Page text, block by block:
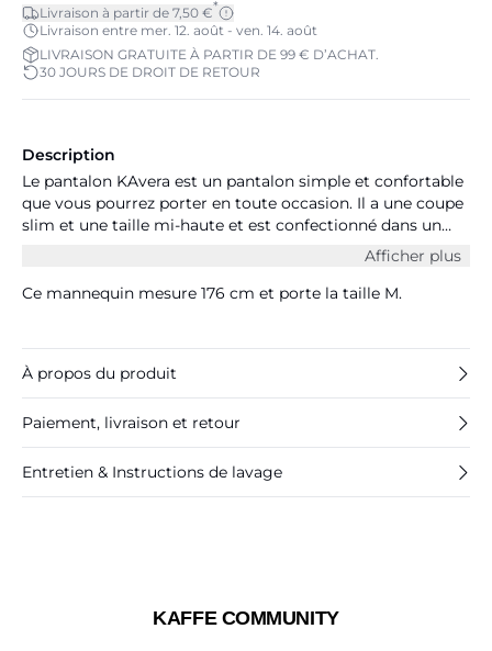
Livraison à partir de 7,50 €*
Livraison entre mer. 12. août - ven. 14. août
LIVRAISON GRATUITE À PARTIR DE 99 € D’ACHAT.
30 JOURS DE DROIT DE RETOUR
Description
Le pantalon KAvera est un pantalon simple et confortable
que vous pourrez porter en toute occasion. Il a une coupe
slim et une taille mi-haute et est confectionné dans un
tissu extensible et doux. Le pantalon est long et a des
poches obliques sur le devant, ainsi qu’un empiècement
derrière.
Afficher plus
Ce mannequin mesure 176 cm et porte la taille M.
À propos du produit
Paiement, livraison et retour
Entretien & Instructions de lavage
KAFFE COMMUNITY